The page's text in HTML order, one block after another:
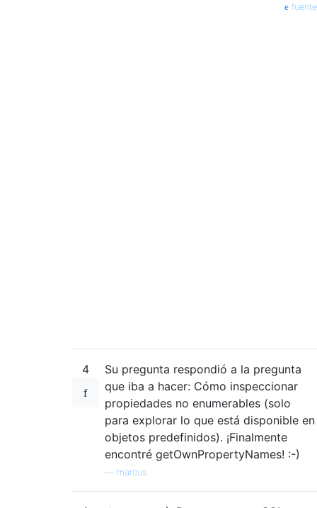
fuente
4
Su pregunta respondió a la pregunta
que iba a hacer: Cómo inspeccionar
propiedades no enumerables (solo
para explorar lo que está disponible en
objetos predefinidos). ¡Finalmente
encontré getOwnPropertyNames! :-)
marcus